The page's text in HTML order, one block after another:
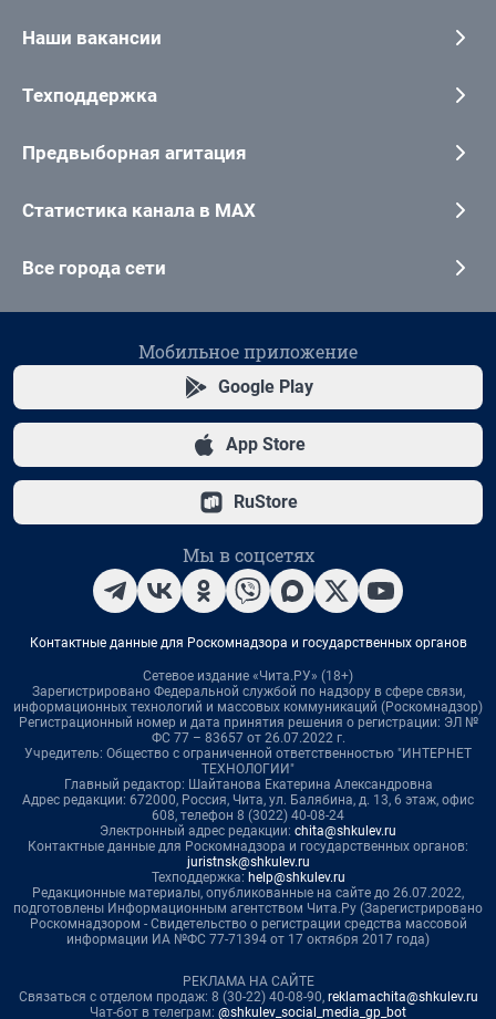
Наши вакансии
Техподдержка
Предвыборная агитация
Статистика канала в MAX
Все города сети
Мобильное приложение
Google Play
App Store
RuStore
Мы в соцсетях
Контактные данные для Роскомнадзора и государственных органов
Сетевое издание «Чита.РУ» (18+)
Зарегистрировано Федеральной службой по надзору в сфере связи,
информационных технологий и массовых коммуникаций (Роскомнадзор)
Регистрационный номер и дата принятия решения о регистрации: ЭЛ №
ФС 77 – 83657 от 26.07.2022 г.
Учредитель: Общество с ограниченной ответственностью "ИНТЕРНЕТ
ТЕХНОЛОГИИ"
Главный редактор: Шайтанова Екатерина Александровна
Адрес редакции: 672000, Россия, Чита, ул. Балябина, д. 13, 6 этаж, офис
608, телефон 8 (3022) 40-08-24
Электронный адрес редакции: chita@shkulev.ru
Контактные данные для Роскомнадзора и государственных органов:
juristnsk@shkulev.ru
Техподдержка: help@shkulev.ru
Редакционные материалы, опубликованные на сайте до 26.07.2022,
подготовлены Информационным агентством Чита.Ру (Зарегистрировано
Роскомнадзором - Свидетельство о регистрации средства массовой
информации ИА №ФС 77-71394 от 17 октября 2017 года)
РЕКЛАМА НА САЙТЕ
Связаться с отделом продаж: 8 (30-22) 40-08-90, reklamachita@shkulev.ru
Чат-бот в телеграм: @shkulev_social_media_gp_bot